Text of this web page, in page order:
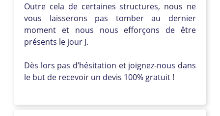
Outre cela de certaines structures, nous ne
vous laisserons pas tomber au dernier
moment et nous nous efforçons de être
présents le jour J.
Dès lors pas d’hésitation et joignez-nous dans
le but de recevoir un devis 100% gratuit !